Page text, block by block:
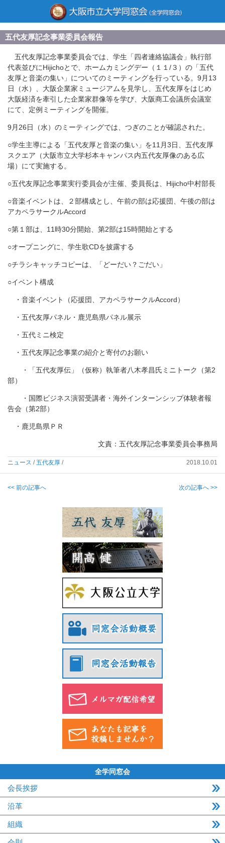
五代友厚記念事業委員会報告
五代友厚記念事業委員会では、学生「四者連絡協議会」執行部
代表並びにHijichoとで、ホームカミングデー（１１/３）の「五代
友厚と音楽の集い」についてのミーティングを行っている。9月13
日（水）、大阪企業家ミュージアムを見学し、五代友厚をはじめ
大阪経済を牽引した企業家群像等を学び、大阪商工会議所会議室
にて、定例ミーティングを開催。
9月26日（水）のミーティングでは、つぎのことが確認された。
○学生主導による「五代友厚と音楽の集い」を11月3日、五代友厚
スクエア（大阪市立大学杉本キャンパス内五代友厚像のある広
場）にて実施する。
○五代友厚記念事業実行委員会が主催、委員長は、Hijicho中村部長
○音楽イベントは、２部構成とし、午前の部は応援団、午後の部は
アカペラサークルAccord
○第１部は、11時30分開始、第2部は15時開始とする
○オープニングに、学生歌CDを披露する
○チラシキャッチコピーは、「どーだい？ごだい」
○イベント構成
・音楽イベント（応援団、アカペラサークルAccord）
・五代友厚パネル・鹿児島県パネル展示
・五代ミニ検定
・五代友厚記念事業の紹介と寄付のお願い
・「五代友厚伝」（仮称）執筆者八木孝昌氏ミニトーク（第2
部）
・国際ビジネス演習受講者・海外インターンシップ体験者報
告会（第2部）
・鹿児島県ＰＲ
文責：五代友厚記念事業委員会事務局
ニュース /五代友厚 / 2018.10.01
<< 前の記事へ 次の記事へ >>
全学同窓会
会長挨拶
沿革
組織